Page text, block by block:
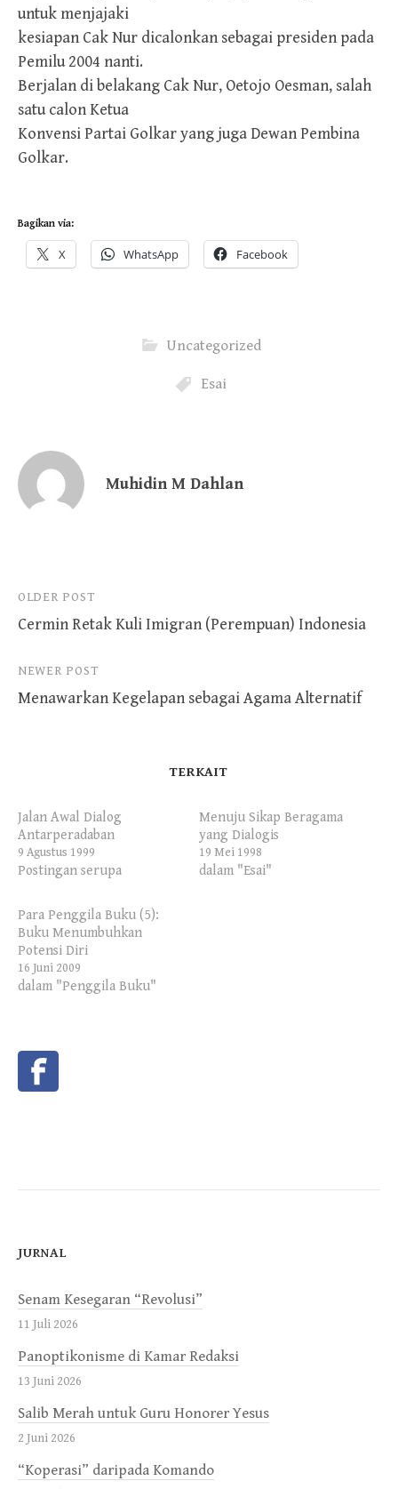
untuk menjajaki
kesiapan Cak Nur dicalonkan sebagai presiden pada
Pemilu 2004 nanti.
Berjalan di belakang Cak Nur, Oetojo Oesman, salah
satu calon Ketua
Konvensi Partai Golkar yang juga Dewan Pembina
Golkar.
Bagikan via:
X WhatsApp Facebook
Uncategorized
Esai
Muhidin M Dahlan
Post
navigation
OLDER POST
Cermin Retak Kuli Imigran (Perempuan) Indonesia
NEWER POST
Menawarkan Kegelapan sebagai Agama Alternatif
TERKAIT
Jalan Awal Dialog
Antarperadaban
9 Agustus 1999
Postingan serupa
Menuju Sikap Beragama
yang Dialogis
19 Mei 1998
dalam "Esai"
Para Penggila Buku (5):
Buku Menumbuhkan
Potensi Diri
16 Juni 2009
dalam "Penggila Buku"
JURNAL
Senam Kesegaran “Revolusi”
11 Juli 2026
Panoptikonisme di Kamar Redaksi
13 Juni 2026
Salib Merah untuk Guru Honorer Yesus
2 Juni 2026
“Koperasi” daripada Komando